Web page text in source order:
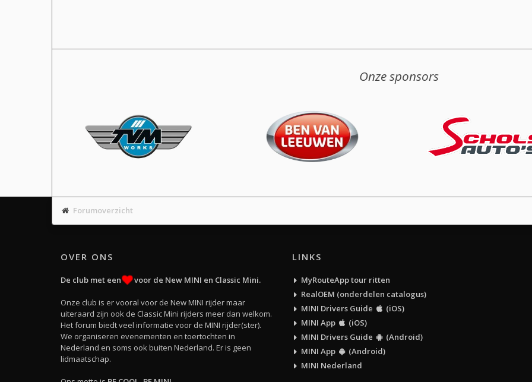
Onze sponsors
Forumoverzicht
OVER ONS
De club met een voor de New MINI en Classic Mini.
Onze club is er vooral voor de New MINI rijder maar
uiteraard zijn ook de Classic Mini rijders meer dan welkom.
Het forum biedt veel informatie voor de MINI rijder(ster).
We organiseren evenementen en toertochten in
Nederland en soms ook buiten Nederland. Er is geen
lidmaatschap.
LINKS
MyRouteApp tour ritten
RealOEM (onderdelen catalogus)
MINI Drivers Guide
(iOS)
MINI App
(iOS)
MINI Drivers Guide
(Android)
MINI App
(Android)
MINI Nederland